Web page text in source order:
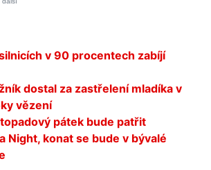
v 90 procentech zabíjí
dostal za zastřelení mladíka v
vězení
pátek bude patřit
Night, konat se bude v bývalé